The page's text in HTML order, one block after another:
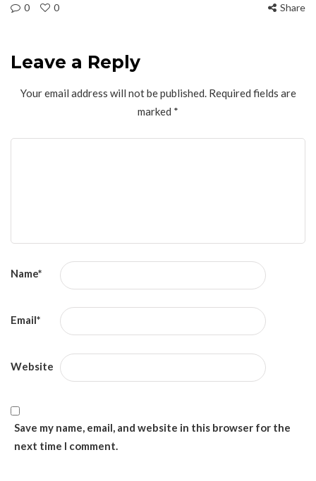
0 0 Share
Leave a Reply
Your email address will not be published. Required fields are
marked *
Name*
Email*
Website
Save my name, email, and website in this browser for the
next time I comment.